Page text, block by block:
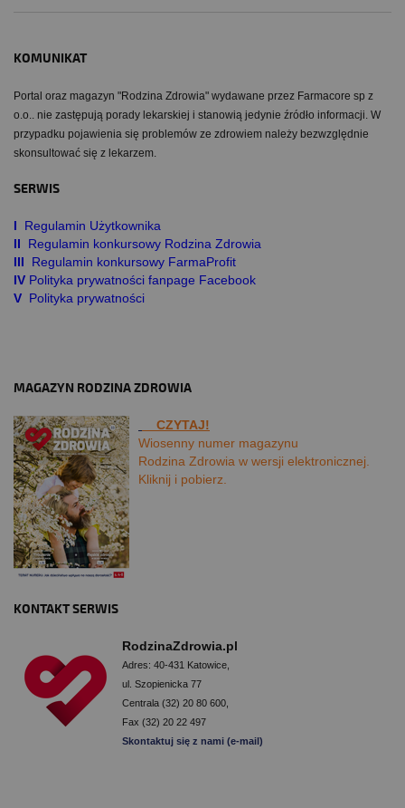
KOMUNIKAT
Portal oraz magazyn "Rodzina Zdrowia" wydawane przez Farmacore sp z
o.o.. nie zastępują porady lekarskiej i stanowią jedynie źródło informacji. W
przypadku pojawienia się problemów ze zdrowiem należy bezwzględnie
skonsultować się z lekarzem.
SERWIS
I Regulamin Użytkownika
II
Regulamin konkursowy Rodzina Zdrowia
III
Regulamin konkursowy FarmaProfit
IV Polityka prywatności fanpage Facebook
V Polityka prywatności
MAGAZYN RODZINA ZDROWIA
CZYTAJ!
Wiosenny numer magazynu
Rodzina Zdrowia w wersji elektronicznej.
Kliknij i pobierz.
KONTAKT SERWIS
RodzinaZdrowia.pl
Adres: 40-431 Katowice,
ul. Szopienicka 77
Centrala (32) 20 80 600,
Fax (32) 20 22 497
Skontaktuj się z nami (e-mail)